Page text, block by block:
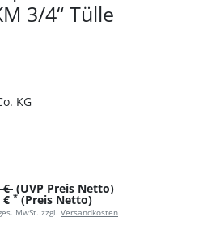
3/4“ Tülle
KG
€ (UVP Preis Netto)
€ * (Preis Netto)
MwSt. zzgl. Versandkosten